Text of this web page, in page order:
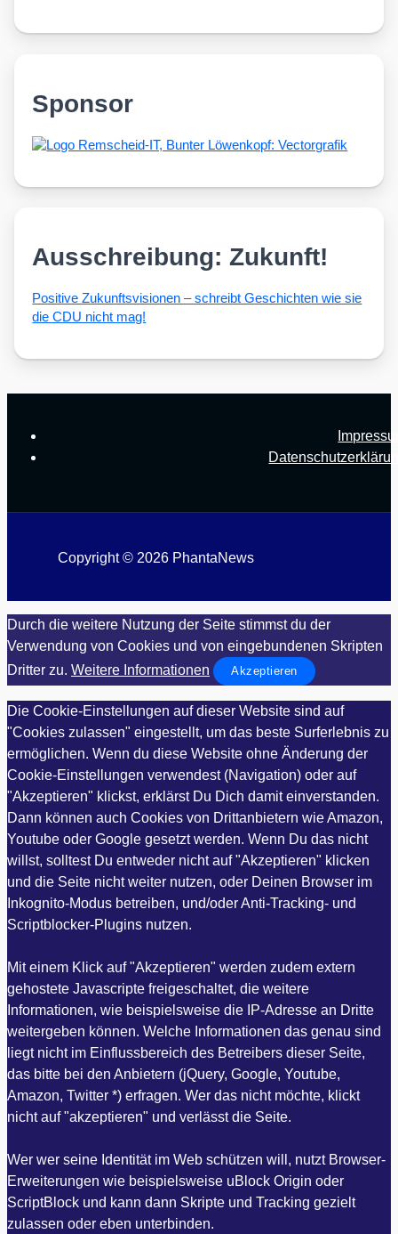
Sponsor
Ausschreibung: Zukunft!
Posi­ti­ve Zukunfts­vi­sio­nen – schreibt Geschich­ten wie sie
die CDU nicht mag!
Copyright © 2026 PhantaNews
Durch die weitere Nutzung der Seite stimmst du der
Verwendung von Cookies und von eingebundenen Skripten
Dritter zu. Weitere Informationen Akzeptieren
Die Cookie-Einstellungen auf dieser Website sind auf
"Cookies zulassen" eingestellt, um das beste Surferlebnis zu
ermöglichen. Wenn du diese Website ohne Änderung der
Cookie-Einstellungen verwendest (Navigation) oder auf
"Akzeptieren" klickst, erklärst Du Dich damit einverstanden.
Dann können auch Cookies von Drittanbietern wie Amazon,
Youtube oder Google gesetzt werden. Wenn Du das nicht
willst, solltest Du entweder nicht auf "Akzeptieren" klicken
und die Seite nicht weiter nutzen, oder Deinen Browser im
Inkognito-Modus betreiben, und/oder Anti-Tracking- und
Scriptblocker-Plugins nutzen.
Mit einem Klick auf "Akzeptieren" werden zudem extern
gehostete Javascripte freigeschaltet, die weitere
Informationen, wie beispielsweise die IP-Adresse an Dritte
weitergeben können. Welche Informationen das genau sind
liegt nicht im Einflussbereich des Betreibers dieser Seite,
das bitte bei den Anbietern (jQuery, Google, Youtube,
Amazon, Twitter *) erfragen. Wer das nicht möchte, klickt
nicht auf "akzeptieren" und verlässt die Seite.
Wer wer seine Identität im Web schützen will, nutzt Browser-
Erweiterungen wie beispielsweise uBlock Origin oder
ScriptBlock und kann dann Skripte und Tracking gezielt
zulassen oder eben unterbinden.